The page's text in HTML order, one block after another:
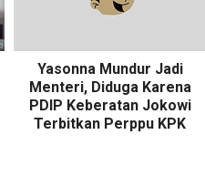
Yasonna Mundur Jadi
Menteri, Diduga Karena
PDIP Keberatan Jokowi
Terbitkan Perppu KPK